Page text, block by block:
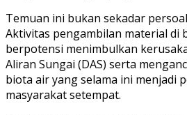
Temuan ini bukan sekadar
Aktivitas pengambilan material di
berpotensi menimbulkan
Aliran Sungai (DAS) serta
biota air yang selama ini menjadi
masyarakat setempat.